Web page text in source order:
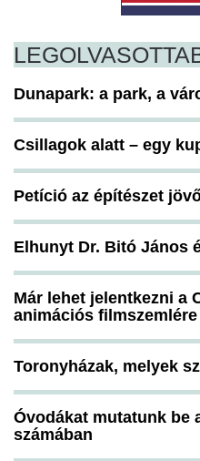
Dunapark: a park, a
Csillagok alatt – egy
Petíció az építészet
Elhunyt Dr. Bitó János
Már lehet jelentkezni a
animációs filmszemlére
Toronyházak, melyek
Óvodákat mutatunk be
számában